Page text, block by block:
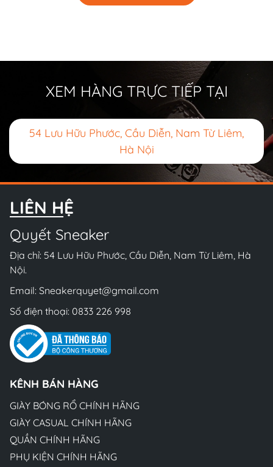
XEM HÀNG TRỰC TIẾP TẠI
54 Lưu Hữu Phước, Cầu Diễn, Nam Từ Liêm,
Hà Nội
LIÊN HỆ
Quyết Sneaker
Địa chỉ: 54 Lưu Hữu Phước, Cầu Diễn, Nam Từ Liêm, Hà
Nội.
Email: Sneakerquyet@gmail.com
Số điện thoại: 0833 226 998
KÊNH BÁN HÀNG
GIÀY BÓNG RỔ CHÍNH HÃNG
GIÀY CASUAL CHÍNH HÃNG
QUẦN CHÍNH HÃNG
PHỤ KIỆN CHÍNH HÃNG